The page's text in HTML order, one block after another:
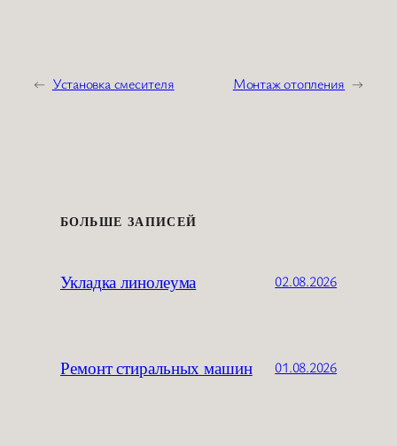
← Установка смесителя Монтаж отопления →
БОЛЬШЕ ЗАПИСЕЙ
Укладка линолеума 02.08.2026
Ремонт стиральных машин 01.08.2026